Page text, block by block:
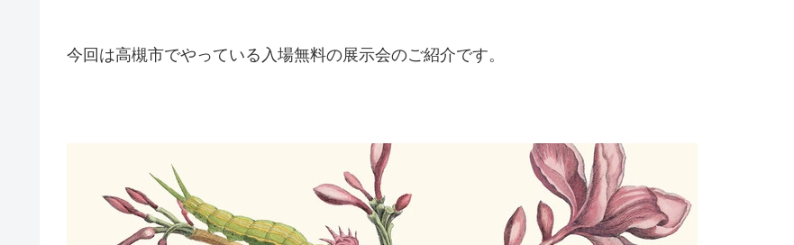
今回は高槻市でやっている入場無料の展示会のご紹介です。